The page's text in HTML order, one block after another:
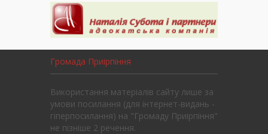
Громада Приірпіння
Використання матеріалів сайту лише за
умови посилання (для інтернет-видань -
гіперпосилання) на "Громаду Приірпіння"
не пізніше 2 речення.